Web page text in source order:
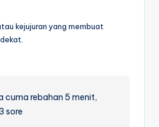
kejujuran yang membuat
cuma rebahan 5 menit,
sore